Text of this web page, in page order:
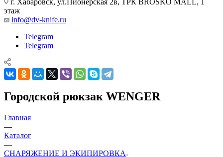
г. Хабаровск, ул.Пионерская 2в, ТРК BROSKO MALL, 1
этаж
info@dv-knife.ru
Telegram
Telegram
Городской рюкзак WENGER
Главная
—
Каталог
—
СНАРЯЖЕНИЕ И ЭКИПИРОВКА